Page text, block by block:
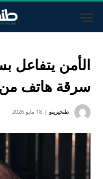
الأمن يتفاعل
سرقة هاتف
طنخيرينو 18 مايو 2026